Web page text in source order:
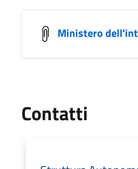
Ministero
Contatti